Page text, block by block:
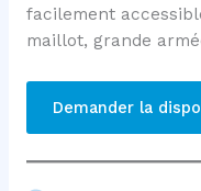
facilement
maillot, grande
Demander la